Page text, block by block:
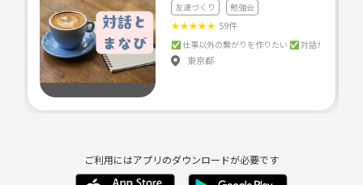
友達づくり 勉強会
★★★★★ 59件
東京都
ご利用にはアプリのダウンロードが必要です